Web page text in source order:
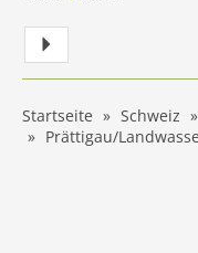
Startseite Schweiz
Prättigau/